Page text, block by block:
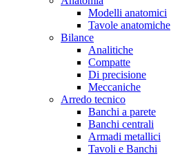
Modelli anatomici
Tavole anatomiche
Bilance
Analitiche
Compatte
Di precisione
Meccaniche
Arredo tecnico
Banchi a parete
Banchi centrali
Armadi metallici
Tavoli e Banchi